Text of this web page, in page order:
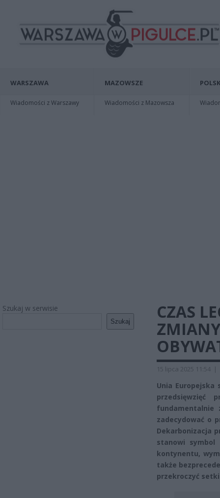
WARSZAWA
Wiadomości z Warszawy
MAZOWSZE
Wiadomości z Mazowsza
Szukaj w serwisie
Szukaj
CZAS
15 lipca 2025 11:54 |
Unia
przedsięwzięć
zadecydować o
Dekarbonizacja
stanowi symbol
kontynentu,
także
przekroczyć